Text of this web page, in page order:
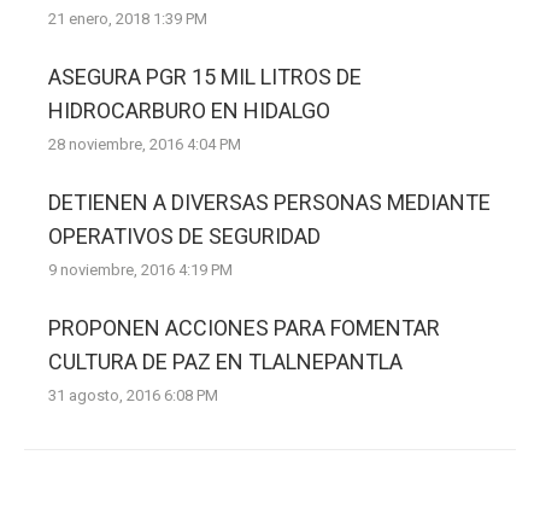
21 enero, 2018 1:39 PM
ASEGURA PGR 15 MIL LITROS DE
HIDROCARBURO EN HIDALGO
28 noviembre, 2016 4:04 PM
DETIENEN A DIVERSAS PERSONAS MEDIANTE
OPERATIVOS DE SEGURIDAD
9 noviembre, 2016 4:19 PM
PROPONEN ACCIONES PARA FOMENTAR
CULTURA DE PAZ EN TLALNEPANTLA
31 agosto, 2016 6:08 PM